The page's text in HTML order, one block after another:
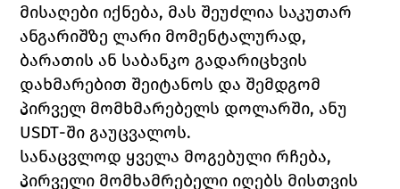
მისაღები იქნება, მას შეუძლია საკუთარ
ანგარიშზე ლარი მომენტალურად,
ბარათის ან საბანკო გადარიცხვის
დახმარებით შეიტანოს და შემდგომ
USDT-ში გაუცვალოს.
სანაცვლოდ ყველა მოგებული რჩება,
პირველი მომხამრებელი იღებს მისთვის